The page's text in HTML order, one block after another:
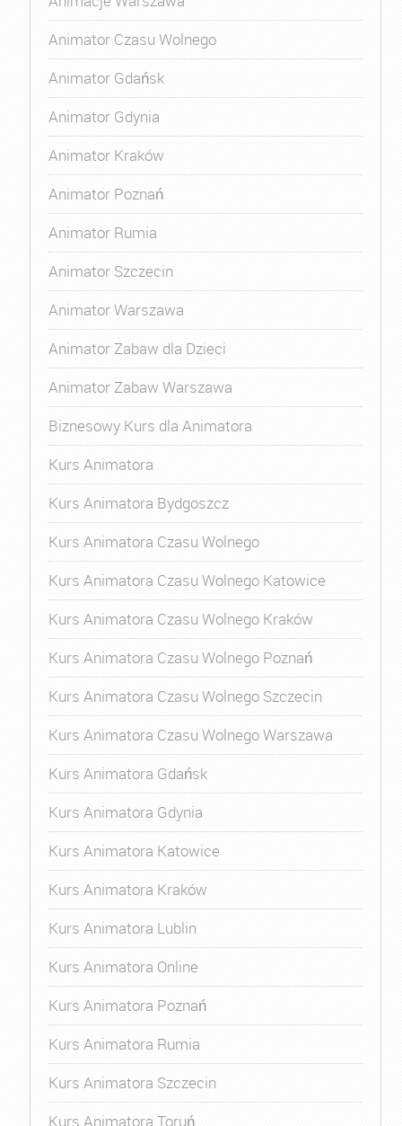
Animator Czasu Wolnego
Animator Gdańsk
Animator Gdynia
Animator Kraków
Animator Poznań
Animator Rumia
Animator Szczecin
Animator Warszawa
Animator Zabaw dla Dzieci
Animator Zabaw Warszawa
Biznesowy Kurs dla Animatora
Kurs Animatora
Kurs Animatora Bydgoszcz
Kurs Animatora Czasu Wolnego
Kurs Animatora Czasu Wolnego Katowice
Kurs Animatora Czasu Wolnego Kraków
Kurs Animatora Czasu Wolnego Poznań
Kurs Animatora Czasu Wolnego Szczecin
Kurs Animatora Czasu Wolnego Warszawa
Kurs Animatora Gdańsk
Kurs Animatora Gdynia
Kurs Animatora Katowice
Kurs Animatora Kraków
Kurs Animatora Lublin
Kurs Animatora Online
Kurs Animatora Poznań
Kurs Animatora Rumia
Kurs Animatora Szczecin
Kurs Animatora Toruń